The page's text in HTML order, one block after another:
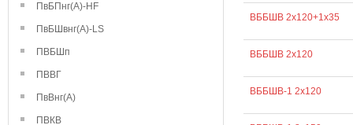
ПвБПнг(А)-HF
ПвБШвнг(А)-LS
ПВБШп
ПВВГ
ПвВнг(А)
ПВКВ
ВББШВ 2х120+1х35
ВББШВ 2х120
ВББШВ-1 2х120